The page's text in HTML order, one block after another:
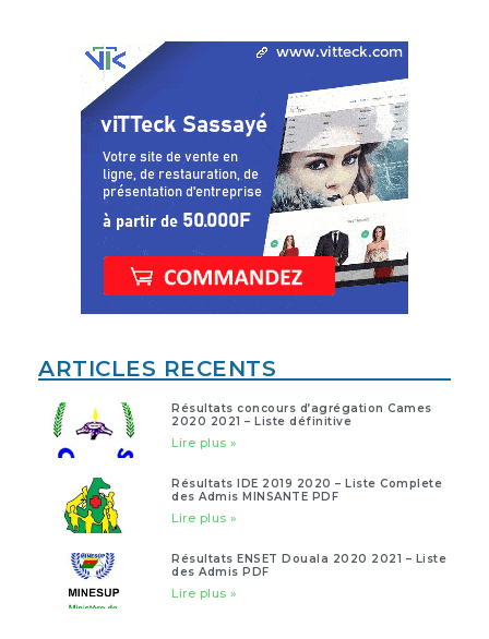
ARTICLES RECENTS
Résultats concours d’agrégation Cames
2020 2021 – Liste définitive
Lire plus »
Résultats IDE 2019 2020 – Liste Complete
des Admis MINSANTE PDF
Lire plus »
Résultats ENSET Douala 2020 2021 – Liste
des Admis PDF
Lire plus »